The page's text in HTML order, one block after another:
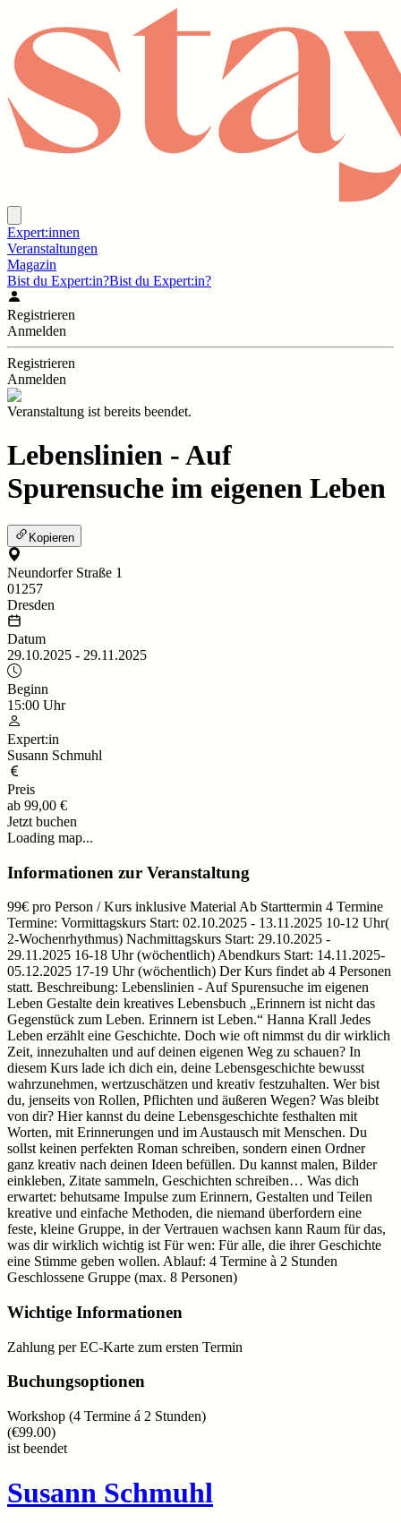
Expert:innen
Veranstaltungen
Magazin
Bist du Expert:in?Bist du Expert:in?
Registrieren
Anmelden
Registrieren
Anmelden
Veranstaltung ist bereits beendet.
Lebenslinien - Auf
Spurensuche im eigenen Leben
Kopieren
Neundorfer Straße 1
01257
Dresden
Datum
29.10.2025 - 29.11.2025
Beginn
15:00 Uhr
Expert:in
Susann Schmuhl
Preis
ab 99,00 €
Jetzt buchen
Loading map...
Informationen zur Veranstaltung
99€ pro Person / Kurs inklusive Material Ab Starttermin 4 Termine
Termine: Vormittagskurs Start: 02.10.2025 - 13.11.2025 10-12 Uhr(
2-Wochenrhythmus) Nachmittagskurs Start: 29.10.2025 -
29.11.2025 16-18 Uhr (wöchentlich) Abendkurs Start: 14.11.2025-
05.12.2025 17-19 Uhr (wöchentlich) Der Kurs findet ab 4 Personen
statt. Beschreibung: Lebenslinien - Auf Spurensuche im eigenen
Leben Gestalte dein kreatives Lebensbuch „Erinnern ist nicht das
Gegenstück zum Leben. Erinnern ist Leben.“ Hanna Krall Jedes
Leben erzählt eine Geschichte. Doch wie oft nimmst du dir wirklich
Zeit, innezuhalten und auf deinen eigenen Weg zu schauen? In
diesem Kurs lade ich dich ein, deine Lebensgeschichte bewusst
wahrzunehmen, wertzuschätzen und kreativ festzuhalten. Wer bist
du, jenseits von Rollen, Pflichten und äußeren Wegen? Was bleibt
von dir? Hier kannst du deine Lebensgeschichte festhalten mit
Worten, mit Erinnerungen und im Austausch mit Menschen. Du
sollst keinen perfekten Roman schreiben, sondern einen Ordner
ganz kreativ nach deinen Ideen befüllen. Du kannst malen, Bilder
einkleben, Zitate sammeln, Geschichten schreiben… Was dich
erwartet: behutsame Impulse zum Erinnern, Gestalten und Teilen
kreative und einfache Methoden, die niemand überfordern eine
feste, kleine Gruppe, in der Vertrauen wachsen kann Raum für das,
was dir wirklich wichtig ist Für wen: Für alle, die ihrer Geschichte
eine Stimme geben wollen. Ablauf: 4 Termine à 2 Stunden
Geschlossene Gruppe (max. 8 Personen)
Wichtige Informationen
Zahlung per EC-Karte zum ersten Termin
Buchungsoptionen
Workshop (4 Termine á 2 Stunden)
(€99.00)
ist beendet
Susann Schmuhl